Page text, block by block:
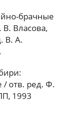
брачные
Власова,
В. А.
/ отв. ред. Ф.
1993